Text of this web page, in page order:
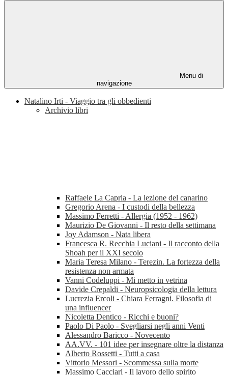
Menu di
navigazione
Natalino Irti - Viaggio tra gli obbedienti
Archivio libri
Raffaele La Capria - La lezione del canarino
Gregorio Arena - I custodi della bellezza
Massimo Ferretti - Allergia (1952 - 1962)
Maurizio De Giovanni - Il resto della settimana
Joy Adamson - Nata libera
Francesca R. Recchia Luciani - Il racconto della
Shoah per il XXI secolo
Maria Teresa Milano - Terezin. La fortezza della
resistenza non armata
Vanni Codeluppi - Mi metto in vetrina
Davide Crepaldi - Neuropsicologia della lettura
Lucrezia Ercoli - Chiara Ferragni. Filosofia di
una influencer
Nicoletta Dentico - Ricchi e buoni?
Paolo Di Paolo - Svegliarsi negli anni Venti
Alessandro Baricco - Novecento
AA.VV. - 101 idee per insegnare oltre la distanza
Alberto Rossetti - Tutti a casa
Vittorio Messori - Scommessa sulla morte
Massimo Cacciari - Il lavoro dello spirito